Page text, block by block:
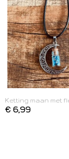
Ketting maan met
€ 6,99